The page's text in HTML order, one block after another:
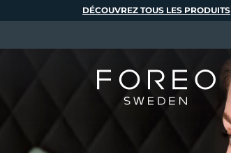
DÉCOUVREZ TOUS LES PRODUITS